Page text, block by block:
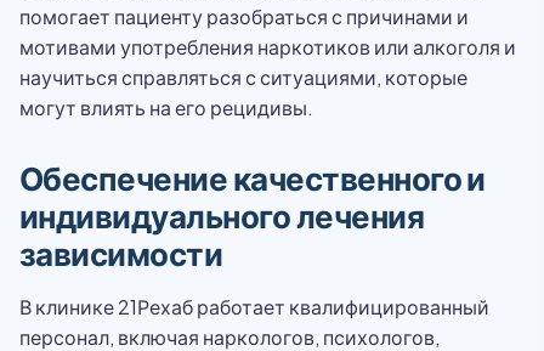
помогает пациенту разобраться с причинами и
мотивами употребления наркотиков или алкоголя и
научиться справляться с ситуациями, которые
могут влиять на его рецидивы.
Обеспечение качественного и
индивидуального лечения
зависимости
В клинике 21Рехаб работает квалифицированный
персонал, включая наркологов, психологов,